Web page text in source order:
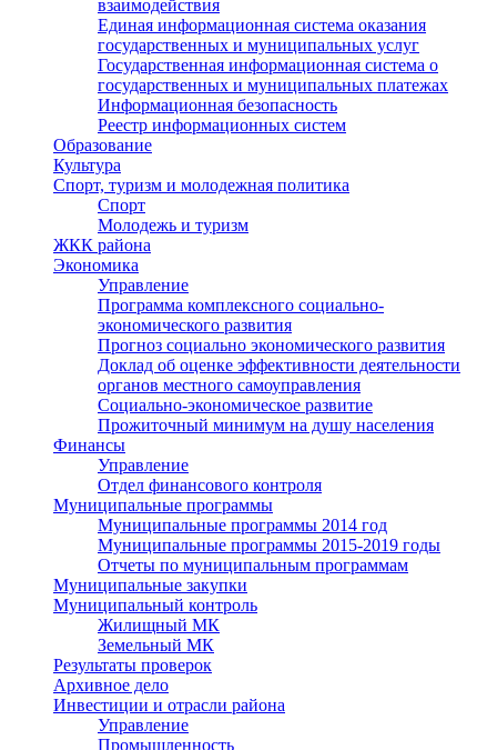
взаимодействия
Единая информационная система оказания
государственных и муниципальных услуг
Государственная информационная система о
государственных и муниципальных платежах
Информационная безопасность
Реестр информационных систем
Образование
Культура
Спорт, туризм и молодежная политика
Спорт
Молодежь и туризм
ЖКК района
Экономика
Управление
Программа комплексного социально-
экономического развития
Прогноз социально экономического развития
Доклад об оценке эффективности деятельности
органов местного самоуправления
Социально-экономическое развитие
Прожиточный минимум на душу населения
Финансы
Управление
Отдел финансового контроля
Муниципальные программы
Муниципальные программы 2014 год
Муниципальные программы 2015-2019 годы
Отчеты по муниципальным программам
Муниципальные закупки
Муниципальный контроль
Жилищный МК
Земельный МК
Результаты проверок
Архивное дело
Инвестиции и отрасли района
Управление
Промышленность